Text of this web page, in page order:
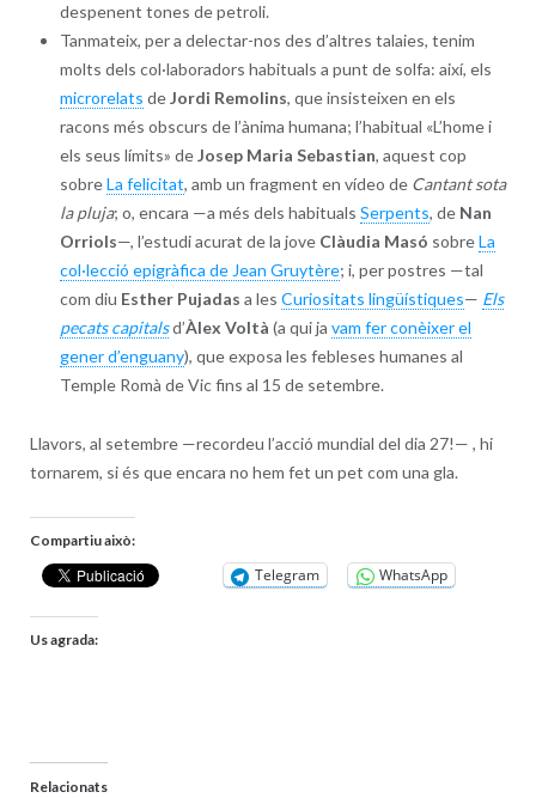
despenent tones de petroli.
Tanmateix, per a delectar-nos des d’altres talaies, tenim
molts dels col·laboradors habituals a punt de solfa: així, els
microrelats deJordi Remolins, que insisteixen en els
racons més obscurs de l’ànima humana; l’habitual «L’home i
els seus límits» deJosep Maria Sebastian, aquest cop
sobreLa felicitat, amb un fragment en vídeo de Cantant sota
la pluja; o, encara —a més dels habituals Serpents, de Nan
Orriols—, l’estudi acurat de la jove Clàudia Masó sobreLa
col·lecció epigràfica de Jean Gruytère; i, per postres —tal
com diu Esther Pujadas a les Curiositats lingüístiques— Els
pecats capitalsd’Àlex Voltà (a qui ja vam fer conèixer el
gener d’enguany), que exposa les febleses humanes al
Temple Romà de Vic fins al 15 de setembre.
Llavors, al setembre —recordeu l’acció mundial del dia 27!— , hi
tornarem, si és que encara no hem fet un pet com una gla.
Compartiu això:
Telegram WhatsApp
Us agrada:
Relacionats